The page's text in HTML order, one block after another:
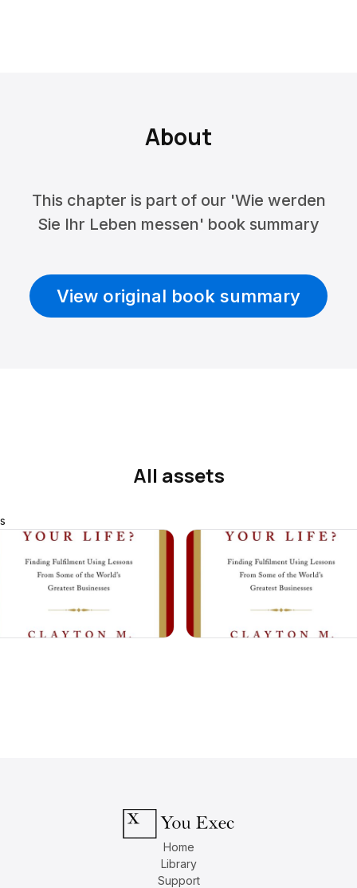
About
This chapter is part of our 'Wie werden
Sie Ihr Leben messen' book summary
View original book summary
All assets
s
Home
Library
Support